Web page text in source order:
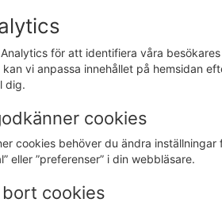
för att identifiera våra
vi anpassa innehållet på hemsidan
dig.
cookies
cookies behöver du ändra
eller ”preferenser” i din webbläsare.
cookies